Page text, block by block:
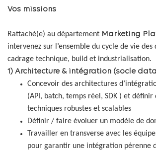
Vos missions
Rattaché(e) au département Marketing
intervenez sur l’ensemble du cycle de vie des
cadrage technique, build et industrialisation.
1) Architecture & intégration (socle
Concevoir des architectures
(API, batch, temps réel, SDK ) et définir
techniques robustes et scalables
Définir / faire évoluer un modèle de
Travailler en transverse avec les
pour garantir une intégration pérenne